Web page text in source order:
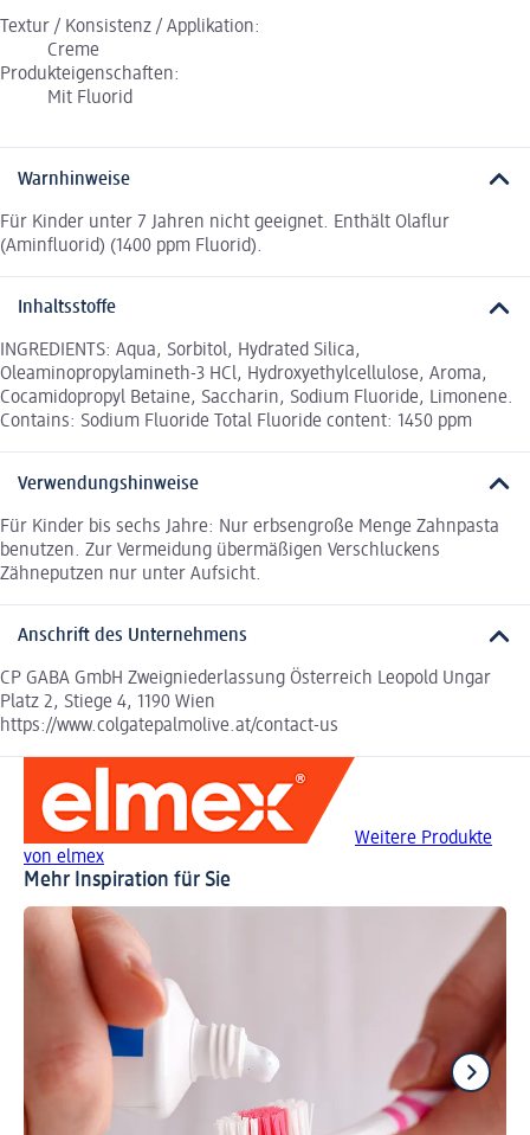
Textur / Konsistenz / Applikation:
Creme
Produkteigenschaften:
Mit Fluorid
Warnhinweise
Für Kinder unter 7 Jahren nicht geeignet. Enthält Olaflur
(Aminfluorid) (1400 ppm Fluorid).
Inhaltsstoffe
INGREDIENTS: Aqua, Sorbitol, Hydrated Silica,
Oleaminopropylamineth-3 HCl, Hydroxyethylcellulose, Aroma,
Cocamidopropyl Betaine, Saccharin, Sodium Fluoride, Limonene.
Contains: Sodium Fluoride Total Fluoride content: 1450 ppm
Verwendungshinweise
Für Kinder bis sechs Jahre: Nur erbsengroße Menge Zahnpasta
benutzen. Zur Vermeidung übermäßigen Verschluckens
Zähneputzen nur unter Aufsicht.
Anschrift des Unternehmens
CP GABA GmbH Zweigniederlassung Österreich Leopold Ungar
Platz 2, Stiege 4, 1190 Wien
https://www.colgatepalmolive.at/contact-us
Weitere Produkte
von elmex
Mehr Inspiration für Sie